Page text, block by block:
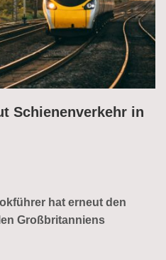
Schienenverkehr in
hat erneut den
Großbritanniens